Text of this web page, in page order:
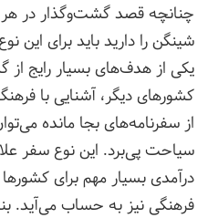
چنانچه قصد گشت‌وگذار در
شینگن را دارید باید برای این
یکی از هدف‌های بسیار رایج
کشورهای دیگر، آشنایی با
از سفرنامه‌های بجا مانده
سیاحت پی‌برد. این نوع سفر
درآمدی بسیار مهم برای
فرهنگی نیز به حساب می‌آید.